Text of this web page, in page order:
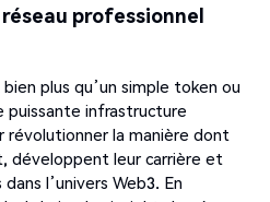
professionnel
plus qu’un simple token ou
puissante infrastructure
révolutionner la manière dont
développent leur carrière et
l’univers Web3. En